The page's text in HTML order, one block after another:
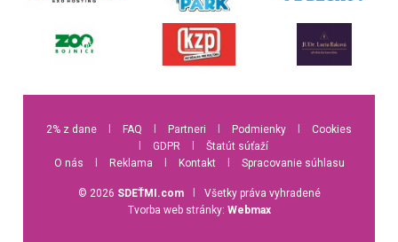
2% z dane FAQ Partneri Podmienky
Cookies
GDPR
Štatút súťaží
O nás
Reklama Kontakt Spracovanie súhlasu
© 2026 SDEŤMI.com
Všetky práva vyhradené
Tvorba web stránky: Webmax